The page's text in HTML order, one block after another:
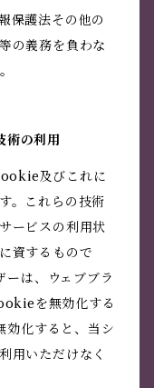
保護法その他の
の義務を負わな
術の利用
及びこれに
。これらの技術
ービスの利用状
資するもので
は、ウェブブラ
を無効化する
化すると、当シ
用いただけなく